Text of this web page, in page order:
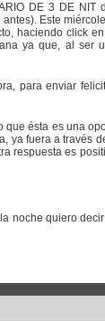
DE 3 DE NIT
Este
haciendo click
ya que, al ser
para enviar
ésta es una
ya fuera a través
respuesta es
noche quiero